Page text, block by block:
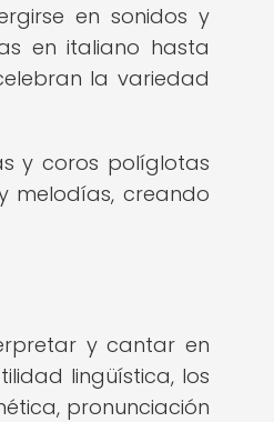
en sonidos y
en italiano hasta
la variedad
y coros políglotas
melodías, creando
y cantar en
lingüística, los
pronunciación